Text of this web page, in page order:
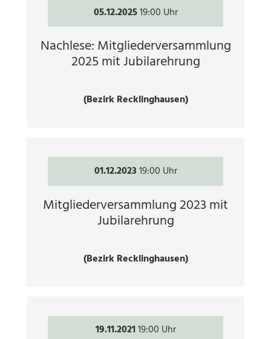
05.12.202519:00 Uhr
Nachlese: Mitgliederversammlung
2025 mit Jubilarehrung
(Bezirk Recklinghausen)
01.12.202319:00 Uhr
Mitgliederversammlung 2023 mit
Jubilarehrung
(Bezirk Recklinghausen)
19.11.202119:00 Uhr